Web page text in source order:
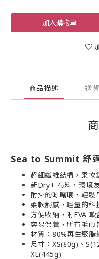
加入購物車
商品描述 送
Sea to Summit 舒
超細纖維結構，柔軟
新Dry+ 布料，環境
附掛的晾曬環，輕鬆
柔軟觸感，輕量的科
方便收納，附EVA 軟
容易保養，所有毛巾
材質：80%再生聚脂
尺寸：XS(80g)、
XL(445g)